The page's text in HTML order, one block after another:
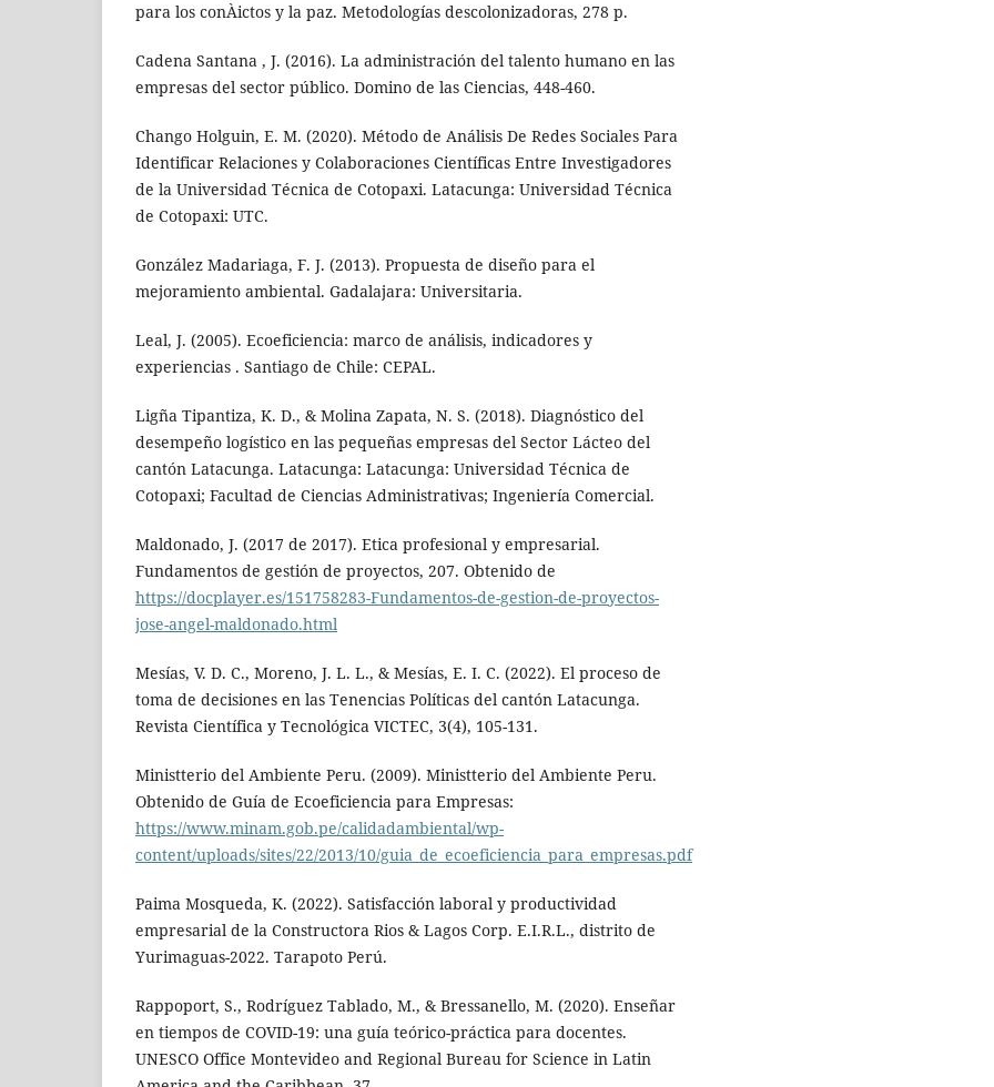
para los conÀictos y la paz. Metodologías descolonizadoras, 278 p.
Cadena Santana , J. (2016). La administración del talento humano en las
empresas del sector público. Domino de las Ciencias, 448-460.
Chango Holguin, E. M. (2020). Método de Análisis De Redes Sociales Para
Identificar Relaciones y Colaboraciones Científicas Entre Investigadores
de la Universidad Técnica de Cotopaxi. Latacunga: Universidad Técnica
de Cotopaxi: UTC.
González Madariaga, F. J. (2013). Propuesta de diseño para el
mejoramiento ambiental. Gadalajara: Universitaria.
Leal, J. (2005). Ecoeficiencia: marco de análisis, indicadores y
experiencias . Santiago de Chile: CEPAL.
Ligña Tipantiza, K. D., & Molina Zapata, N. S. (2018). Diagnóstico del
desempeño logístico en las pequeñas empresas del Sector Lácteo del
cantón Latacunga. Latacunga: Latacunga: Universidad Técnica de
Cotopaxi; Facultad de Ciencias Administrativas; Ingeniería Comercial.
Maldonado, J. (2017 de 2017). Etica profesional y empresarial.
Fundamentos de gestión de proyectos, 207. Obtenido de
https://docplayer.es/151758283-Fundamentos-de-gestion-de-proyectos-
jose-angel-maldonado.html
Mesías, V. D. C., Moreno, J. L. L., & Mesías, E. I. C. (2022). El proceso de
toma de decisiones en las Tenencias Políticas del cantón Latacunga.
Revista Científica y Tecnológica VICTEC, 3(4), 105-131.
Ministterio del Ambiente Peru. (2009). Ministterio del Ambiente Peru.
Obtenido de Guía de Ecoeficiencia para Empresas:
https://www.minam.gob.pe/calidadambiental/wp-
content/uploads/sites/22/2013/10/guia_de_ecoeficiencia_para_empresas.pdf
Paima Mosqueda, K. (2022). Satisfacción laboral y productividad
empresarial de la Constructora Rios & Lagos Corp. E.I.R.L., distrito de
Yurimaguas-2022. Tarapoto Perú.
Rappoport, S., Rodríguez Tablado, M., & Bressanello, M. (2020). Enseñar
en tiempos de COVID-19: una guía teórico-práctica para docentes.
UNESCO Office Montevideo and Regional Bureau for Science in Latin